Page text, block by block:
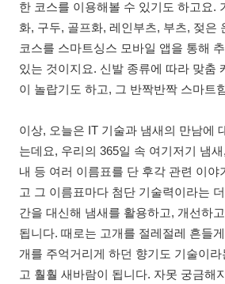
한 코스를 이용해볼 수 있기도 하고요.
화, 구두, 골프화, 레인부츠, 부츠, 젖은
코스를 스마트싱스 모바일 앱을 통해
있는 것이지요. 신발 종류에 따라 맞춤
이 놀랍기도 하고, 그 반짝반짝 스마트
이상, 오늘은 IT 기술과 냄새의 만남에
는데요, 우리의 365일 속 여기저기 냄
내 등 여러 이름표를 단 후각 관련 이야
고 그 이름표마다 첨단 기술력이라는
간을 대신해 냄새를 활용하고, 개선하
됩니다. 때로는 고개를 절레절레 흔들
개를 주억거리게 하던 향기도 기술이
고 훨훨 새바람이 됩니다. 자못 궁금해